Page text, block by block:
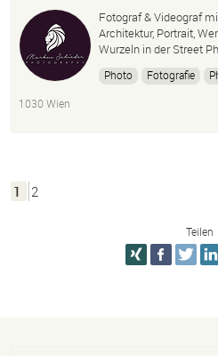
Fotograf & Videograf
Architektur, Portrait,
Wurzeln in der Street
Photo Fotografie
1030 Wien
1 2
Teilen